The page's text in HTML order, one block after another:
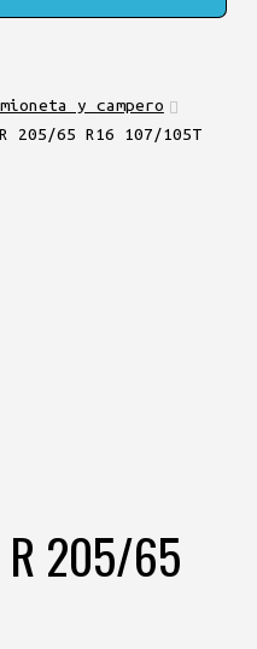
y campero
65 R16 107/105T
205/65